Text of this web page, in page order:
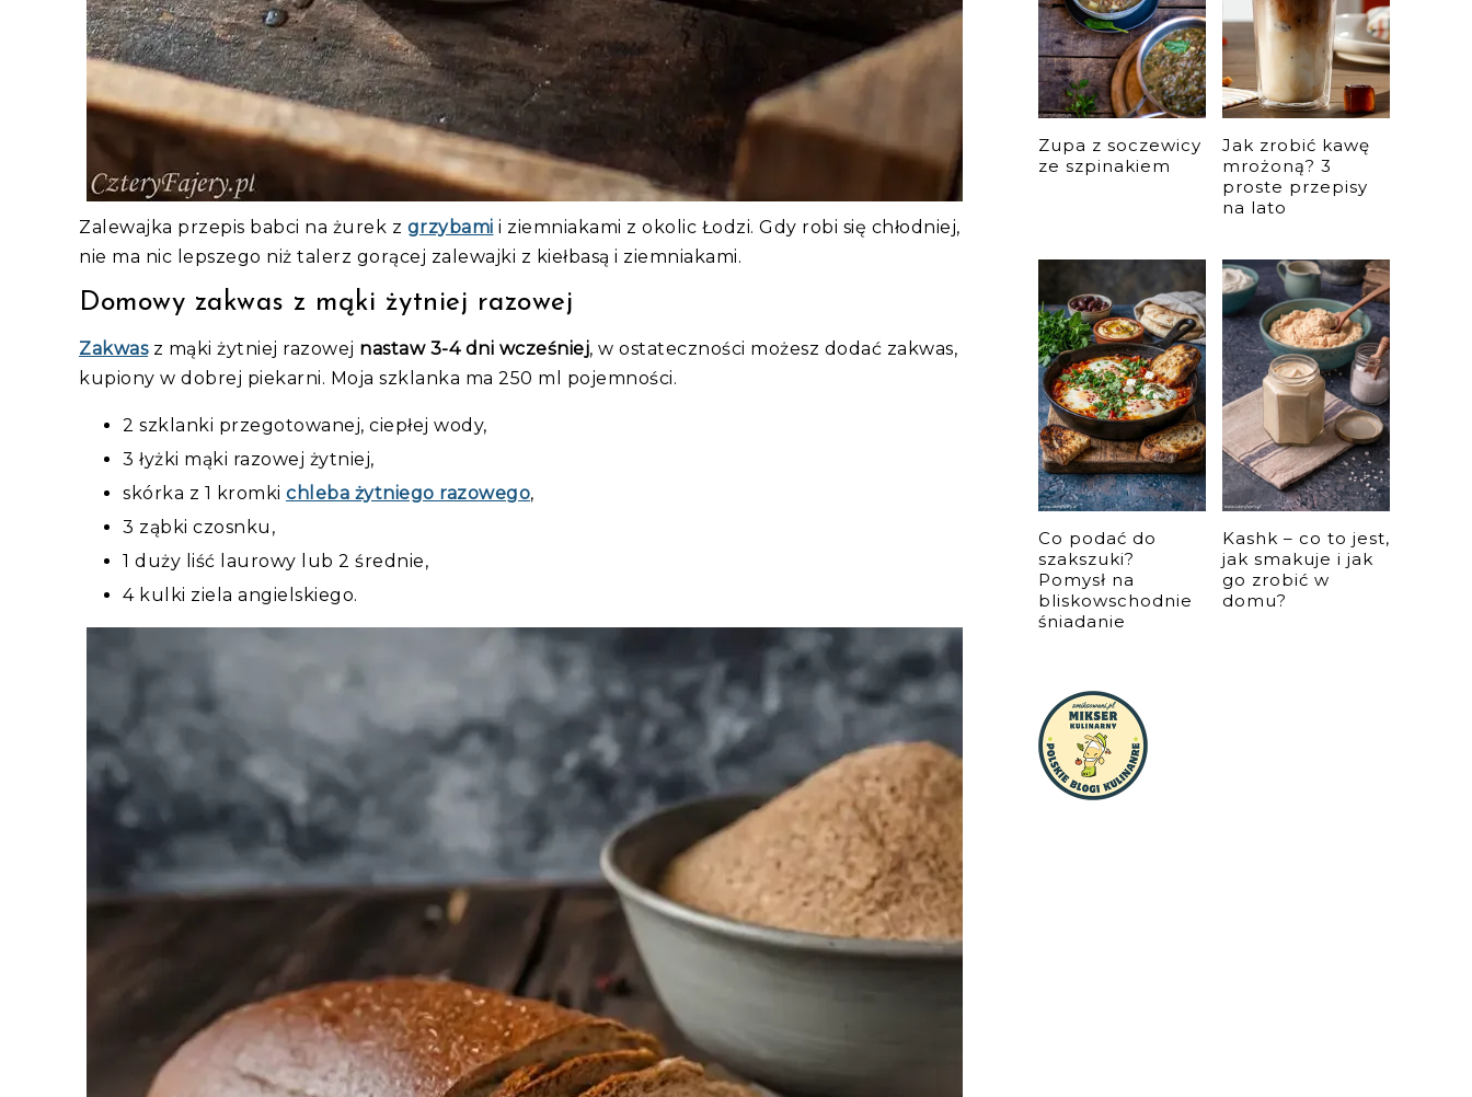
Zalewajka przepis babci na żurek z grzybami i ziemniakami z okolic Łodzi. Gdy robi się chłodniej,
nie ma nic lepszego niż talerz gorącej zalewajki z kiełbasą i ziemniakami.
Domowy zakwas z mąki żytniej razowej
Zakwasz mąki żytniej razowej nastaw 3-4 dni wcześniej, w ostateczności możesz dodać zakwas,
kupiony w dobrej piekarni. Moja szklanka ma 250 ml pojemności.
2 szklanki przegotowanej, ciepłej wody,
3 łyżki mąki razowej żytniej,
skórka z 1 kromki chleba żytniego razowego,
3 ząbki czosnku,
1 duży liść laurowy lub 2 średnie,
4 kulki ziela angielskiego.
Zupa z soczewicy
ze szpinakiem
Jak zrobić kawę
mrożoną? 3
proste przepisy
na lato
Co podać do
szakszuki?
Pomysł na
bliskowschodnie
śniadanie
Kashk – co to jest,
jak smakuje i jak
go zrobić w
domu?